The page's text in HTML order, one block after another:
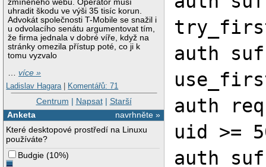
zmíněného webu. Operátor musí
uhradit škodu ve výši 35 tisíc korun.
Advokát společnosti T-Mobile se snažil i
u odvolacího senátu argumentovat tím,
že firma jednala v dobré víře, když na
stránky omezila přístup poté, co ji k
tomu vyzvalo
…více »
Ladislav Hagara | Komentářů: 71
Centrum | Napsat| Starší
navrhněte »
Anketa
Které desktopové prostředí na Linuxu
používáte?
Budgie (10%)
auth
auth
uid >=
auth